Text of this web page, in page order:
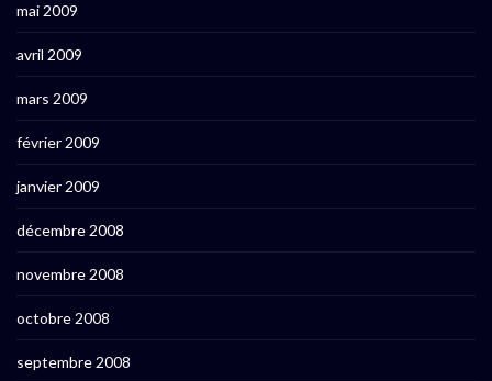
mai 2009
avril 2009
mars 2009
février 2009
janvier 2009
décembre 2008
novembre 2008
octobre 2008
septembre 2008